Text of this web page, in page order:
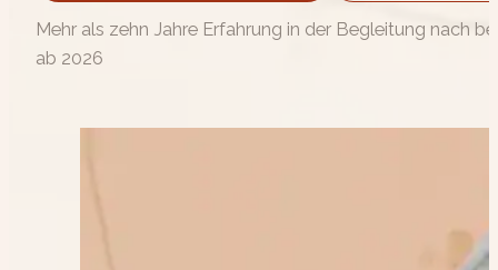
Mehr als zehn Jahre Erfahrung in der Begleitung nach
ab 2026